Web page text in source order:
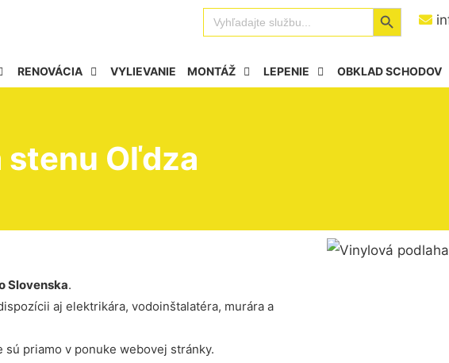
Search
for:
Search Button
RENOVÁCIA VYLIEVANIE MONTÁŽ LEPENIE OBKLAD SCHODOV
stenu Oľdza
Slovenska.
aj elektrikára, vodoinštalatéra, murára a
priamo v ponuke webovej stránky.